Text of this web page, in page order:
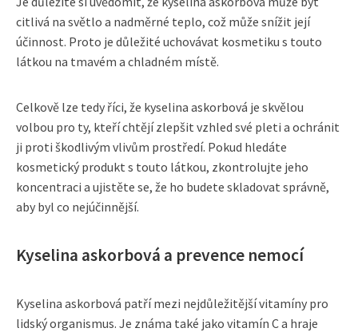
citlivá na světlo a nadměrné teplo, což může snížit její
účinnost. Proto je důležité uchovávat kosmetiku s touto
látkou na tmavém a chladném místě.
Celkově lze tedy říci, že kyselina askorbová je skvělou
volbou pro ty, kteří chtějí zlepšit vzhled své pleti a ochránit
ji proti škodlivým vlivům prostředí. Pokud hledáte
kosmetický produkt s touto látkou, zkontrolujte jeho
koncentraci a ujistěte se, že ho budete skladovat správně,
aby byl co nejúčinnější.
Kyselina askorbová a prevence nemocí
Kyselina askorbová patří mezi nejdůležitější vitamíny pro
lidský organismus. Je známa také jako vitamín C a hraje